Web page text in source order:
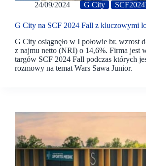
24/09/2024 G City
G City na SCF 2024 Fall z kluczowymi
G City osiągnęło w I połowie br. wzrost
z najmu netto (NRI) o 14,6%. Firma jest
targów SCF 2024 Fall podczas których
rozmowy na temat Wars Sawa Junior.